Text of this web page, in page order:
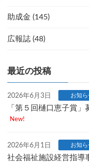
助成金 (145)
広報誌 (48)
最近の投稿
2026年6月3日 お知ら
「第５回樋口恵子賞」
New!
2026年6月1日 お知ら
社会福祉施設経営指導